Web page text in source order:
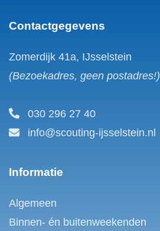
Contactgegevens
Zomerdijk 41a, IJsselstein
(Bezoekadres, geen postadres!)
030 296 27 40
info@scouting-ijsselstein.nl
Informatie
Algemeen
Binnen- én buitenweekenden